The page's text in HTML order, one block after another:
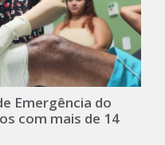
Emergência do
com mais de 14